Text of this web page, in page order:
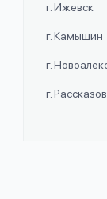
г. Ижевск
г. Камышин
г.
г.